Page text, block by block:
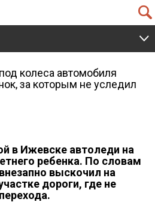
Q
V
колеса автомобиля
за которым не уследил
в Ижевске автоледи на
ребенка. По словам
выскочил на
дороги, где не